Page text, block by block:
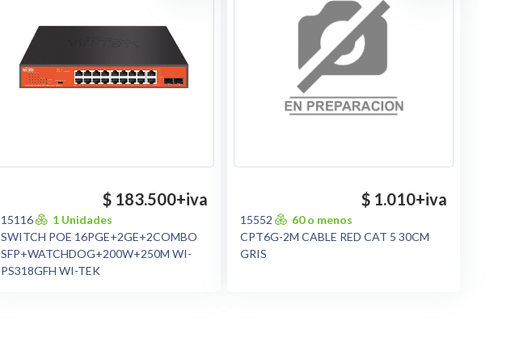
$ 183.500+iva
15116
1 Unidades
SWITCH POE 16PGE+2GE+2COMBO
SFP+WATCHDOG+200W+250M WI-
PS318GFH WI-TEK
$ 1.010+iva
15552
60 o menos
CPT6G-2M CABLE RED CAT 5 30CM
GRIS